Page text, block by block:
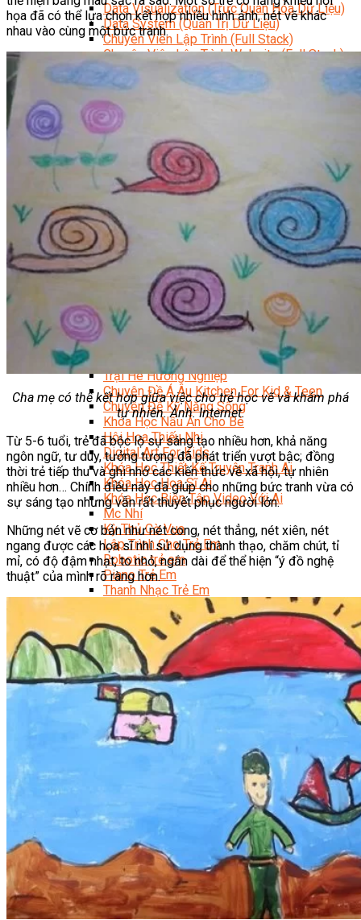
Data Visualization (Trực Quan Hóa Dữ Liệu)
Data System (Quản Trị Dữ Liệu)
Chuyên Viên Lập Trình (Full Stack)
Chuyên Viên Lập Trình Website (Full Stack)
Chuyên Viên Lập Trình Mobile (Full Stack)
Software Testing
Trọn Bộ Công Cụ AI Văn Phòng
Trọn Bộ Công Cụ AI Ứng Dụng Giảng Dạy
Lập Trình Cho Trẻ Em
Tin Học Ứng Dụng
Thiết Kế (Design)
Thiết Kế Đồ Họa Chuyên Nghiệp
Chuyên Viên Thiết Kế Nội Thất
3D Game Art & Design
Mỹ Thuật Đa Phương Tiện
3D Animation
Mỹ Thuật Số – Digital Art
Motion Graphics Basic
Adobe Photoshop – Illustrator
Hội Họa Thiếu Nhi
Digital Art For Kids
Venus Academy
Sunny STEAM Academy
Trại Hè Kỹ Năng
Trại Hè Hướng Nghiệp
Chuyên Đề Á Âu Kitchen For Kid & Teen
Chuyên Đề Kỹ Năng Sống
Khóa Học Nấu Ăn Cho Bé
Hội Họa Thiếu Nhi
Digital Art For Kids
Khóa Học Thiết Kế Truyện Tranh Ai
Khóa Học Họa Sĩ Ai
Khóa Học Biên Tập Video Với Ai
Mc Nhí
Kỳ Thủ Cờ Vua
Lập Trình Cho Trẻ Em
Robotic trẻ em
Piano Trẻ Em
Thanh Nhạc Trẻ Em
Sơ Cấp Cứu Cho Trẻ Em
Toán Tư Duy
Bếp Gia Đình
Trung Cấp CET
Kỹ Thuật Chế Biến Món Ăn
Kỹ Thuật Làm Bánh
Kỹ Thuật Pha Chế Đồ Uống
Quản Trị Khách Sạn
Quản Lý Kinh Doanh Nhà Hàng Và Dịch Vụ Ăn Uống
Hướng Dẫn Du Lịch
Marketing
Tạo Mẫu Và Chăm Sóc Sắc Đẹp
Truyền Thông Đa Phương Tiện
Công Nghệ Thông Tin
An Ninh Mạng
Thiết Kế Đồ Họa
Âm Nhạc
Điện Công Nghiệp Và Dân Dụng
Văn Hóa Phổ Thông
Nâng Cao Năng Lực Tiếng Anh – Chuẩn TOEIC
họa đã có thể lựa chọn kết hợp nhiều hình ảnh, nét vẽ khác
nhau vào cùng một bức tranh.
Cha mẹ có thể kết hợp giữa việc cho trẻ học vẽ và khám phá
tự nhiên. Ảnh: Internet.
Từ 5-6 tuổi, trẻ đã bộc lộ sự sáng tạo nhiều hơn, khả năng
ngôn ngữ, tư duy, tưởng tượng đã phát triển vượt bậc; đồng
thời trẻ tiếp thu và ghi nhớ các kiến thức về xã hội, tự nhiên
nhiều hơn… Chính điều này đã giúp cho những bức tranh vừa có
sự sáng tạo nhưng vẫn rất thuyết phục người lớn.
Những nét vẽ cơ bản như nét cong, nét thẳng, nét xiên, nét
ngang được các họa sĩ nhí sử dụng thành thạo, chăm chút, tỉ
mỉ, có độ đậm nhạt, to nhỏ, ngắn dài để thể hiện “ý đồ nghệ
thuật” của mình rõ ràng hơn.